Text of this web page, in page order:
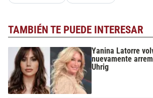
TAMBIÉN TE PUEDE INTERESAR
Yanina Latorre
nuevamente
Uhrig